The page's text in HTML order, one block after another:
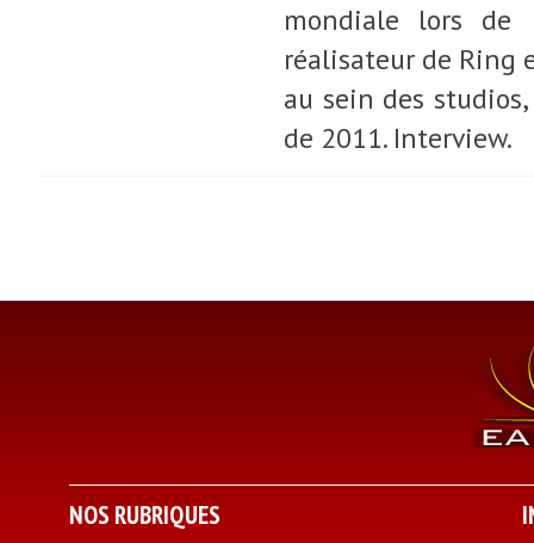
mondiale lors de
réalisateur de Ring
au sein des
de 2011. Interview.
NOS RUBRIQUES